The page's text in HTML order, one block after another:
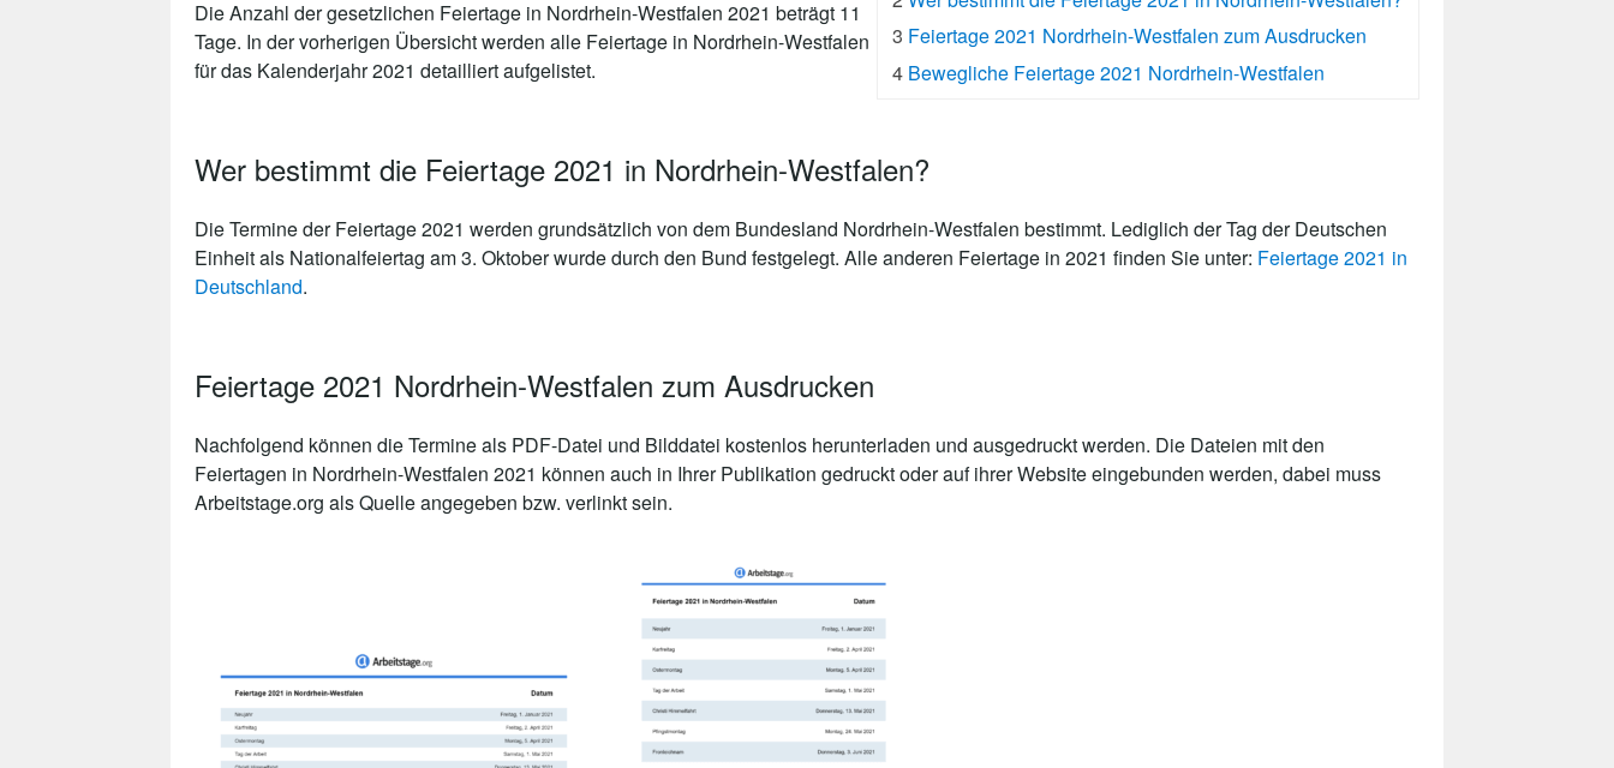
3 Feiertage 2021 Nordrhein-Westfalen zum Ausdrucken
4 Bewegliche Feiertage 2021 Nordrhein-Westfalen
Die Anzahl der gesetzlichen Feiertage in Nordrhein-Westfalen 2021 beträgt 11
Tage. In der vorherigen Übersicht werden alle Feiertage in Nordrhein-Westfalen
für das Kalenderjahr 2021 detailliert aufgelistet.
Wer bestimmt die Feiertage 2021 in Nordrhein-Westfalen?
Die Termine der Feiertage 2021 werden grundsätzlich von dem Bundesland Nordrhein-Westfalen bestimmt. Lediglich der Tag der Deutschen
Einheit als Nationalfeiertag am 3. Oktober wurde durch den Bund festgelegt. Alle anderen Feiertage in 2021 finden Sie unter: Feiertage 2021 in
Deutschland.
Feiertage 2021 Nordrhein-Westfalen zum Ausdrucken
Nachfolgend können die Termine als PDF-Datei und Bilddatei kostenlos herunterladen und ausgedruckt werden. Die Dateien mit den
Feiertagen in Nordrhein-Westfalen 2021 können auch in Ihrer Publikation gedruckt oder auf ihrer Website eingebunden werden, dabei muss
Arbeitstage.org als Quelle angegeben bzw. verlinkt sein.